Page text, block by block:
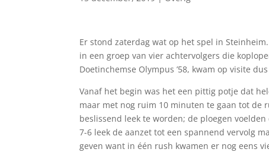
Er stond zaterdag wat op het spel in
in een groep van vier achtervolgers die
Doetinchemse Olympus ’58, kwam op visite
Vanaf het begin was het een pittig potje dat
maar met nog ruim 10 minuten te gaan tot de
beslissend leek te worden; de ploegen
7-6 leek de aanzet tot een spannend vervolg
geven want in één rush kwamen er nog eens